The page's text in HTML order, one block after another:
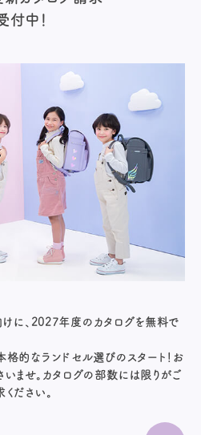
付中！
に、2027年度のカタログを無料で
格的なランドセル選びのスタート！お
ませ。カタログの部数には限りがご
ださい。